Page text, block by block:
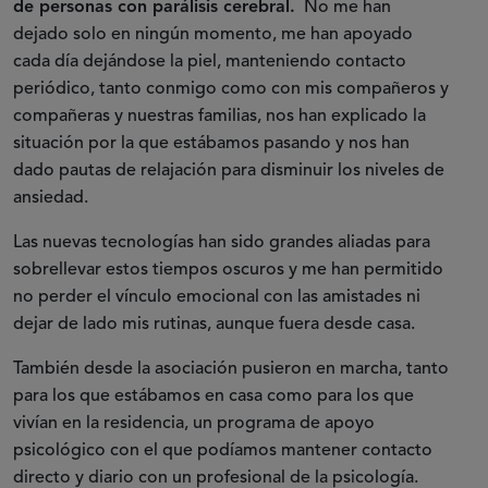
de personas con parálisis cerebral. No me han
dejado solo en ningún momento, me han apoyado
cada día dejándose la piel, manteniendo contacto
periódico, tanto conmigo como con mis compañeros y
compañeras y nuestras familias, nos han explicado la
situación por la que estábamos pasando y nos han
dado pautas de relajación para disminuir los niveles de
ansiedad.
Las nuevas tecnologías han sido grandes aliadas para
sobrellevar estos tiempos oscuros y me han permitido
no perder el vínculo emocional con las amistades ni
dejar de lado mis rutinas, aunque fuera desde casa.
También desde la asociación pusieron en marcha, tanto
para los que estábamos en casa como para los que
vivían en la residencia, un programa de apoyo
psicológico con el que podíamos mantener contacto
directo y diario con un profesional de la psicología.